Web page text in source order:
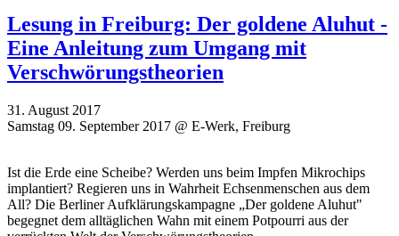
Lesung in Freiburg: Der goldene Aluhut -
Eine Anleitung zum Umgang mit
Verschwörungstheorien
31. August 2017
Samstag 09. September 2017 @ E-Werk, Freiburg
Ist die Erde eine Scheibe? Werden uns beim Impfen Mikrochips
implantiert? Regieren uns in Wahrheit Echsenmenschen aus dem
All? Die Berliner Aufklärungskampagne „Der goldene Aluhut"
begegnet dem alltäglichen Wahn mit einem Potpourri aus der